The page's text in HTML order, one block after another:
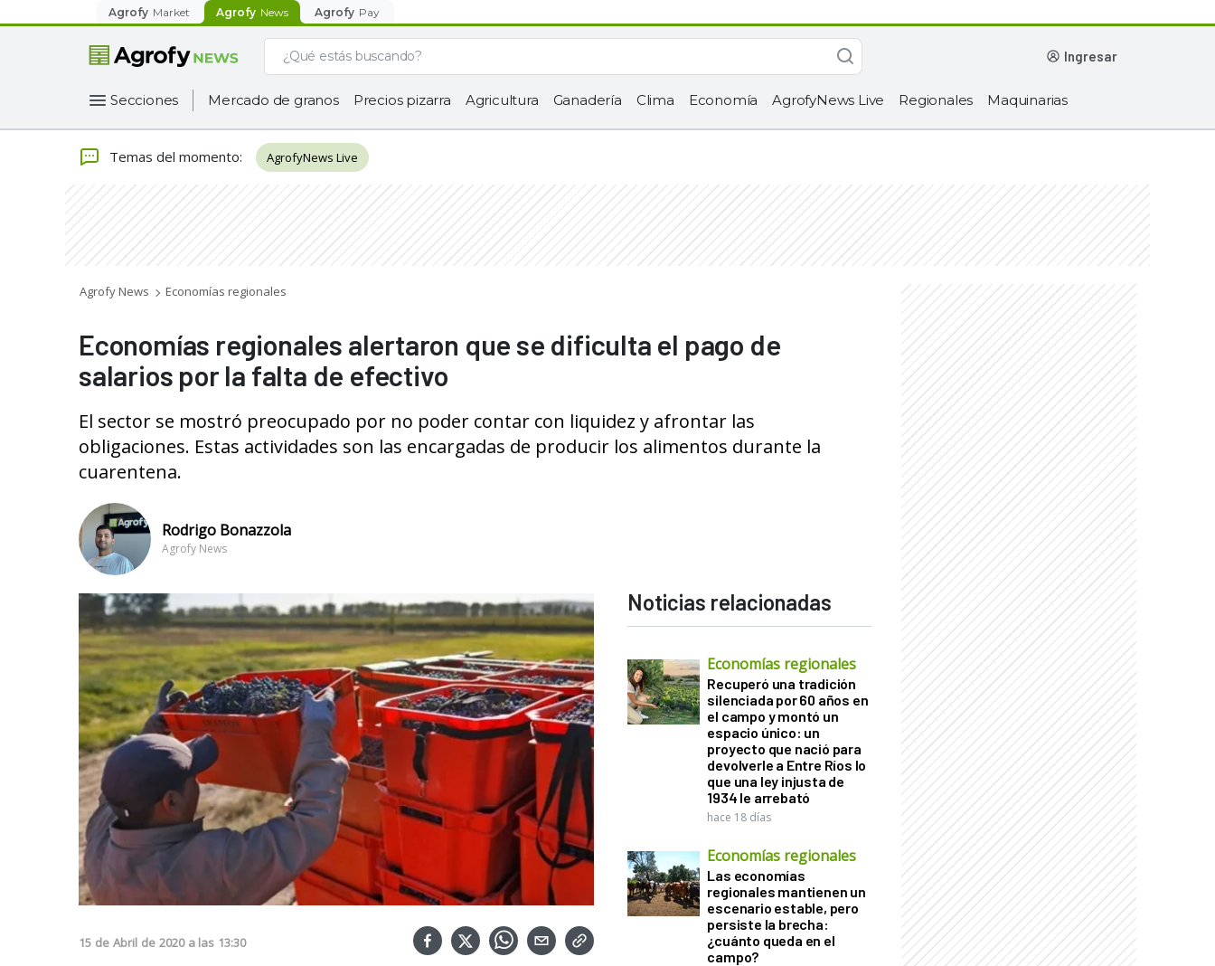
Agrofy Market Agrofy News Agrofy Pay
ingresar
Secciones Mercado de granos Precios pizarra Agricultura Ganadería Clima Economía AgrofyNews Live Regionales Maquinarias
Temas del momento: AgrofyNews Live
Agrofy News Economías regionales
Economías regionales alertaron que se dificulta el pago de
salarios por la falta de efectivo
El sector se mostró preocupado por no poder contar con liquidez y afrontar las
obligaciones. Estas actividades son las encargadas de producir los alimentos durante la
cuarentena.
Rodrigo Bonazzola
Agrofy News
15 de Abril de 2020 a las 13:30
Noticias relacionadas
Economías regionales
Recuperó una tradición
silenciada por 60 años en
el campo y montó un
espacio único: un
proyecto que nació para
devolverle a Entre Ríos lo
que una ley injusta de
1934 le arrebató
hace 18 días
Economías regionales
Las economías
regionales mantienen un
escenario estable, pero
persiste la brecha:
¿cuánto queda en el
campo?